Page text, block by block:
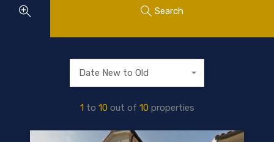
Search
1 to 10 out of 10 properties
Date New to Old